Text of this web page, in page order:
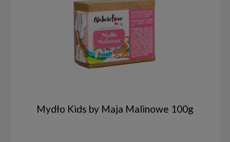
Mydło Kids by Maja Malinowe 100g